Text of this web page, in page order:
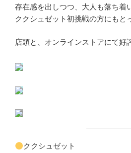
存在感を出しつつ、大人も落ち着
ククシュゼット初挑戦の方にもと
店頭と、オンラインストアにて好
ククシュゼット